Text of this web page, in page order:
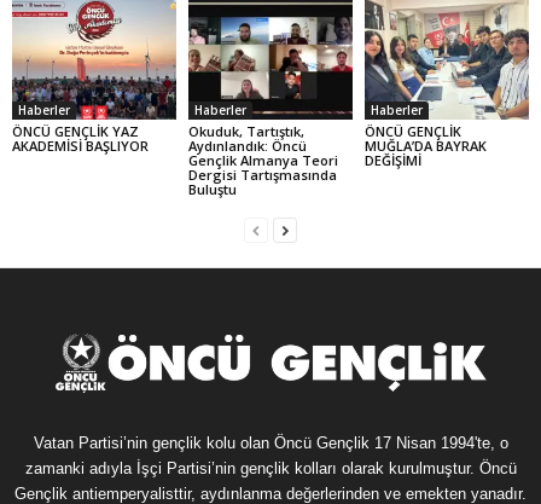
Haberler
ÖNCÜ GENÇLİK YAZ
AKADEMİSİ BAŞLIYOR
Haberler
Okuduk, Tartıştık,
Aydınlandık: Öncü
Gençlik Almanya Teori
Dergisi Tartışmasında
Buluştu
Haberler
ÖNCÜ GENÇLİK
MUĞLA’DA BAYRAK
DEĞİŞİMİ
Vatan Partisi’nin gençlik kolu olan Öncü Gençlik 17 Nisan 1994'te, o
zamanki adıyla İşçi Partisi’nin gençlik kolları olarak kurulmuştur. Öncü
Gençlik antiemperyalisttir, aydınlanma değerlerinden ve emekten yanadır.